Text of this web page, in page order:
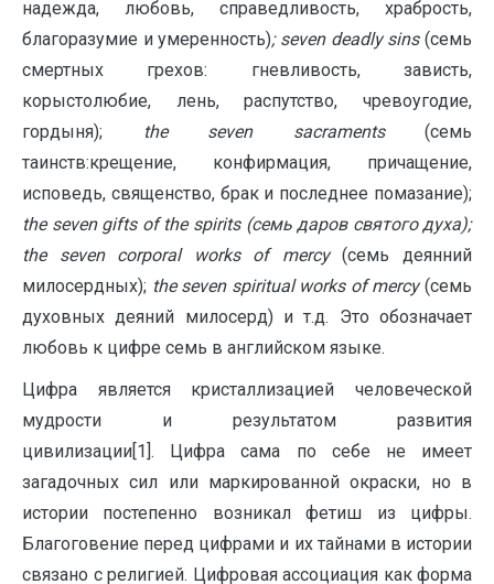
надежда, любовь, справедливость, храбрость,
благоразумие и умеренность); seven deadly sins(семь
смертных грехов: гневливость, зависть,
корыстолюбие, лень, распутство, чревоугодие,
гордыня); the seven sacraments (семь
таинств:крещение, конфирмация, причащение,
исповедь, священство, брак и последнее помазание);
the seven gifts of the spirits (семь даров святого духа);
the seven corporal works of mercy(семь деянний
милосердных); the seven spiritual works of mercy(семь
духовных деяний милосерд) и т.д. Это обозначает
любовь к цифре семь в английском языке.
Цифра является кристаллизацией человеческой
мудрости и результатом развития
цивилизации[1]. Цифра сама по себе не имеет
загадочных сил или маркированной окраски, но в
истории постепенно возникал фетиш из цифры.
Благоговение перед цифрами и их тайнами в истории
связано с религией. Цифровая ассоциация как форма